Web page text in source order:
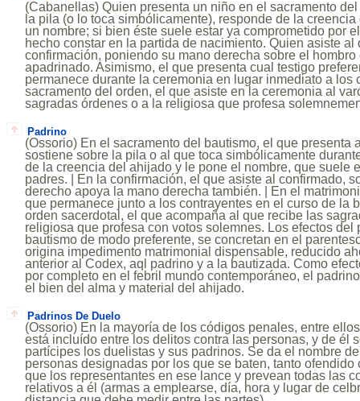
(Cabanellas) Quien presenta un niño en el sacramento
la pila (o lo toca simbólicamente), responde de la
un nombre; si bien éste suele estar ya comprometido por
hecho constar en la partida de nacimiento. Quien asiste al
confirmación, poniendo su mano derecha sobre el
apadrinado. Asimismo, el que presenta cual testigo
permanece durante la ceremonia en lugar inmediato a los
sacramento del orden, el que asiste en la ceremonia al
sagradas órdenes o a la religiosa que profesa
Padrino
(Ossorio) En el sacramento del bautismo, el que presenta
sostiene sobre la pila o al que toca simbólicamente
de la creencia del ahijado y le pone el nombre, que suele
padres. | En la confirmación, el que asiste al confirmado,
derecho apoya la mano derecha también. | En el
que permanece junto a los contrayentes en el curso de la
orden sacerdotal, el que acompaña al que recibe las
religiosa que profesa con votos solemnes. Los efectos del
bautismo de modo preferente, se concretan en el
origina impedimento matrimonial dispensable, reducido
anterior al Codex, aql padrino y a la bautizada. Como
por completo en el febril mundo contemporáneo, el
el bien del alma y material del ahijado.
Padrinos De Duelo
(Ossorio) En la mayoría de los códigos penales, entre
está incluído entre los delitos contra las personas, y de él
partícipes los duelistas y sus padrinos. Se da el nombre
personas designadas por los que se baten, tanto ofendido
que los representantes en ese lance y prevean todas las
relativos a él (armas a emplearse, día, hora y lugar de